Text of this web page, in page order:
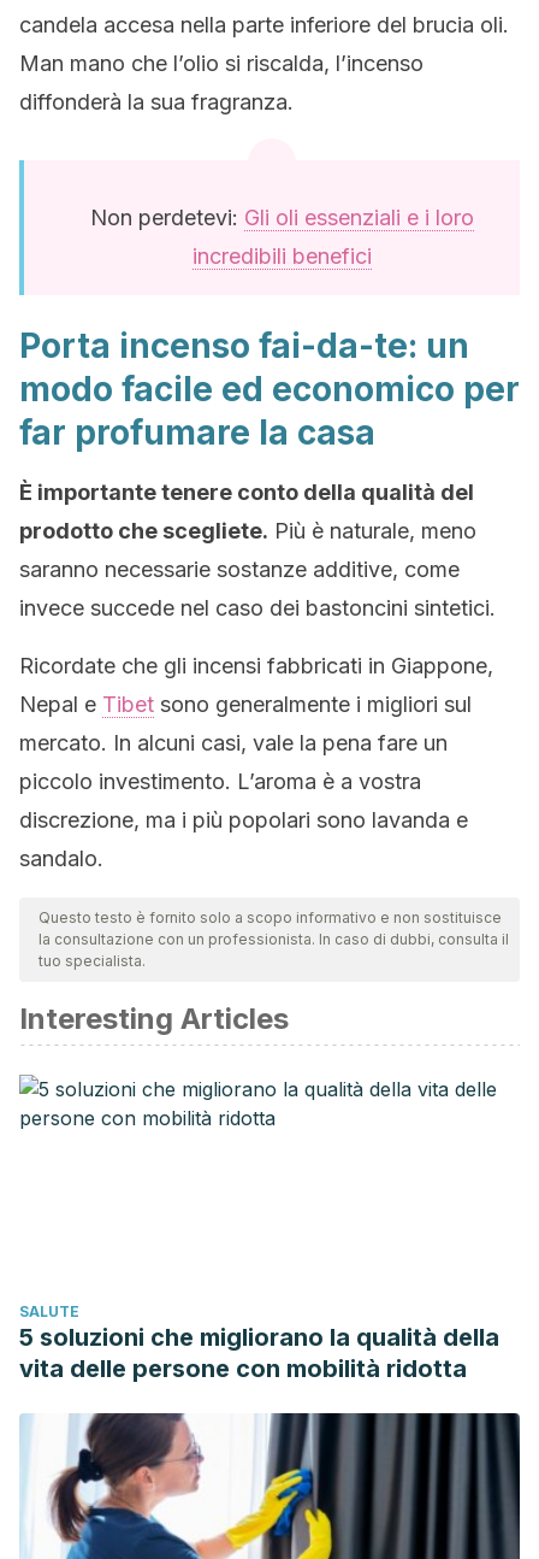
candela accesa nella parte inferiore del brucia oli.
Man mano che l’olio si riscalda, l’incenso
diffonderà la sua fragranza.
Non perdetevi: Gli oli essenziali e i loro
incredibili benefici
Porta incenso fai-da-te: un
modo facile ed economico per
far profumare la casa
È importante tenere conto della qualità del
prodotto che scegliete. Più è naturale, meno
saranno necessarie sostanze additive, come
invece succede nel caso dei bastoncini sintetici.
Ricordate che gli incensi fabbricati in Giappone,
Nepal e Tibet sono generalmente i migliori sul
mercato. In alcuni casi, vale la pena fare un
piccolo investimento. L’aroma è a vostra
discrezione, ma i più popolari sono lavanda e
sandalo.
Questo testo è fornito solo a scopo informativo e non sostituisce
la consultazione con un professionista. In caso di dubbi, consulta il
tuo specialista.
Interesting Articles
SALUTE
5 soluzioni che migliorano la qualità della
vita delle persone con mobilità ridotta